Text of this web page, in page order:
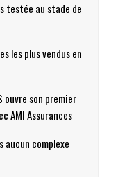
testée au stade de
les plus vendus en
son premier
AMI Assurances
aucun complexe